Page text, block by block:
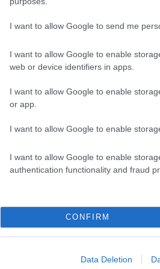
I want to allow Google to send me
I want to allow Google to enable
web or device identifiers in apps.
I want to allow Google to enable
or app.
I want to allow Google to enable
I want to allow Google to enable
authentication functionality and fraud
CONFIRM
Data Deletion
problémával szembesülünk.
a közösségi felületeket, így
A Megosztok, tehát vagyok
közérthetően mutatja be,
életét, döntéseit és
többek között a digitális
internetfüggőségről, valamint
hagyatékunkról.
egyaránt, mert olyan
érintenek:https://
segítség